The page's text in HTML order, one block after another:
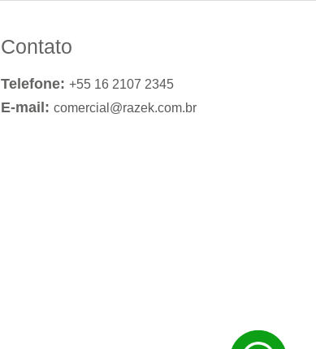
Contato
Telefone: +55 16 2107 2345
E-mail: comercial@razek.com.br